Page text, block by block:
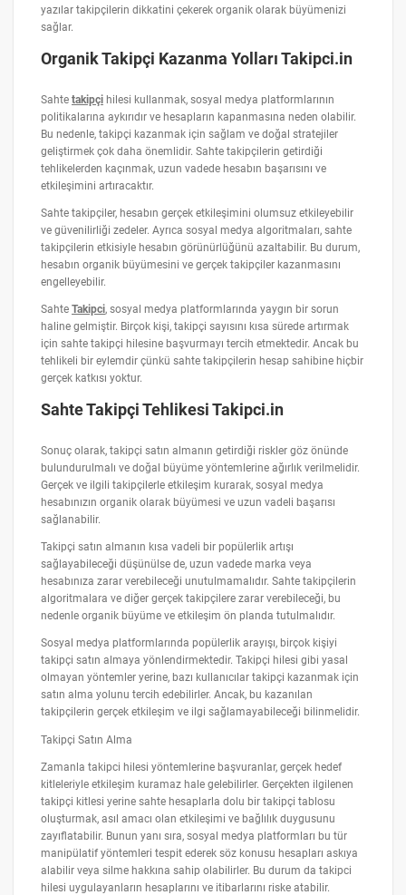
yazılar takipçilerin dikkatini çekerek organik olarak büyümenizi
sağlar.
Organik Takipçi Kazanma Yolları Takipci.in
Sahte takipçi hilesi kullanmak, sosyal medya platformlarının
politikalarına aykırıdır ve hesapların kapanmasına neden olabilir.
Bu nedenle, takipçi kazanmak için sağlam ve doğal stratejiler
geliştirmek çok daha önemlidir. Sahte takipçilerin getirdiği
tehlikelerden kaçınmak, uzun vadede hesabın başarısını ve
etkileşimini artıracaktır.
Sahte takipçiler, hesabın gerçek etkileşimini olumsuz etkileyebilir
ve güvenilirliği zedeler. Ayrıca sosyal medya algoritmaları, sahte
takipçilerin etkisiyle hesabın görünürlüğünü azaltabilir. Bu durum,
hesabın organik büyümesini ve gerçek takipçiler kazanmasını
engelleyebilir.
Sahte Takipci, sosyal medya platformlarında yaygın bir sorun
haline gelmiştir. Birçok kişi, takipçi sayısını kısa sürede artırmak
için sahte takipçi hilesine başvurmayı tercih etmektedir. Ancak bu
tehlikeli bir eylemdir çünkü sahte takipçilerin hesap sahibine hiçbir
gerçek katkısı yoktur.
Sahte Takipçi Tehlikesi Takipci.in
Sonuç olarak, takipçi satın almanın getirdiği riskler göz önünde
bulundurulmalı ve doğal büyüme yöntemlerine ağırlık verilmelidir.
Gerçek ve ilgili takipçilerle etkileşim kurarak, sosyal medya
hesabınızın organik olarak büyümesi ve uzun vadeli başarısı
sağlanabilir.
Takipçi satın almanın kısa vadeli bir popülerlik artışı
sağlayabileceği düşünülse de, uzun vadede marka veya
hesabınıza zarar verebileceği unutulmamalıdır. Sahte takipçilerin
algoritmalara ve diğer gerçek takipçilere zarar verebileceği, bu
nedenle organik büyüme ve etkileşim ön planda tutulmalıdır.
Sosyal medya platformlarında popülerlik arayışı, birçok kişiyi
takipçi satın almaya yönlendirmektedir. Takipçi hilesi gibi yasal
olmayan yöntemler yerine, bazı kullanıcılar takipçi kazanmak için
satın alma yolunu tercih edebilirler. Ancak, bu kazanılan
takipçilerin gerçek etkileşim ve ilgi sağlamayabileceği bilinmelidir.
Takipçi Satın Alma
Zamanla takipci hilesi yöntemlerine başvuranlar, gerçek hedef
kitleleriyle etkileşim kuramaz hale gelebilirler. Gerçekten ilgilenen
takipçi kitlesi yerine sahte hesaplarla dolu bir takipçi tablosu
oluşturmak, asıl amacı olan etkileşimi ve bağlılık duygusunu
zayıflatabilir. Bunun yanı sıra, sosyal medya platformları bu tür
manipülatif yöntemleri tespit ederek söz konusu hesapları askıya
alabilir veya silme hakkına sahip olabilirler. Bu durum da takipci
hilesi uygulayanların hesaplarını ve itibarlarını riske atabilir.